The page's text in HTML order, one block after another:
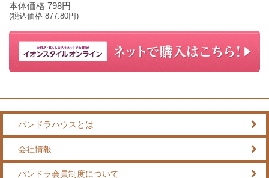
本体価格 798円
(税込価格 877.80円)
パンドラハウスとは
会社情報
パンドラ会員制度について